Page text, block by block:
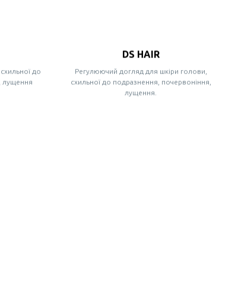
до
лущення
DS HAIR
Регулюючий догляд для шкіри голови,
схильної до подразнення, почервоніння,
лущення.